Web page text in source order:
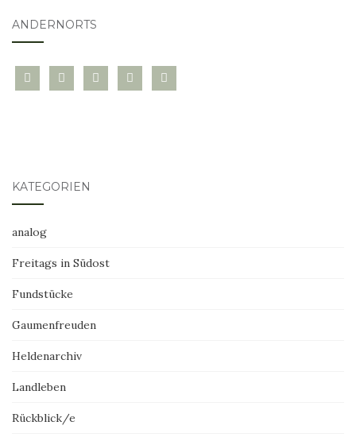
ANDERNORTS
bloglovininstagramtwitter pinterest
mail
KATEGORIEN
analog
Freitags in Südost
Fundstücke
Gaumenfreuden
Heldenarchiv
Landleben
Rückblick/e